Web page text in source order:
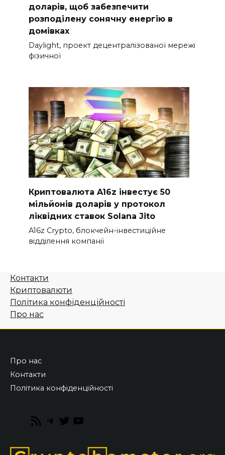
доларів, щоб забезпечити
розподілену сонячну енергію в
домівках
Daylight, проект децентралізованої мережі
фізичної
Криптовалюта A16z інвестує 50
мільйонів доларів у протокол
ліквідних ставок Solana Jito
A16z Crypto, блокчейн-інвестиційне
відділення компанії
Контакти
Криптовалюти
Політика конфіденційності
Про нас
Про нас
Контакти
Політика конфіденційності
RSS
Telegram
Twitter